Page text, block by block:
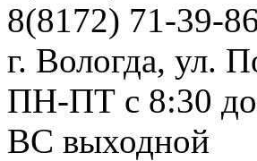
8(8172) 71-39-
г. Вологда, ул.
ПН-ПТ c 8:30 до
ВС выходной